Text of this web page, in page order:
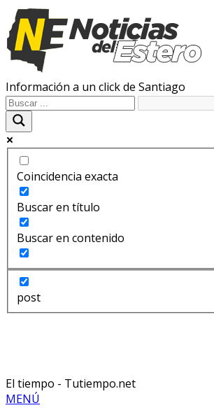
Información a un click de Santiago
Coincidencia exacta
Buscar en título
Buscar en contenido
post
El tiempo - Tutiempo.net
MENÚ